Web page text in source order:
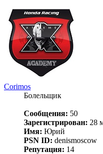
Corimos
Болельщик
Сообщения: 50
Зарегистрирован: 28
Имя: Юрий
PSN ID: denismoscow
Репутация: 14